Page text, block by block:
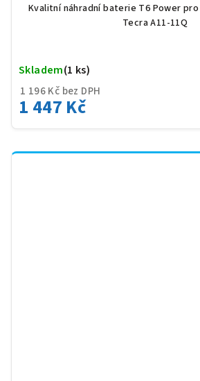
Kvalitní náhradní baterie T6 Power
Tecra A11-11Q
1 196 Kč bez DPH
1 447 Kč
Skladem(1 ks)